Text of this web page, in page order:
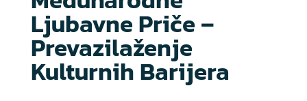
Ljubavne Priče –
Prevazilaženje
Kulturnih Barijera